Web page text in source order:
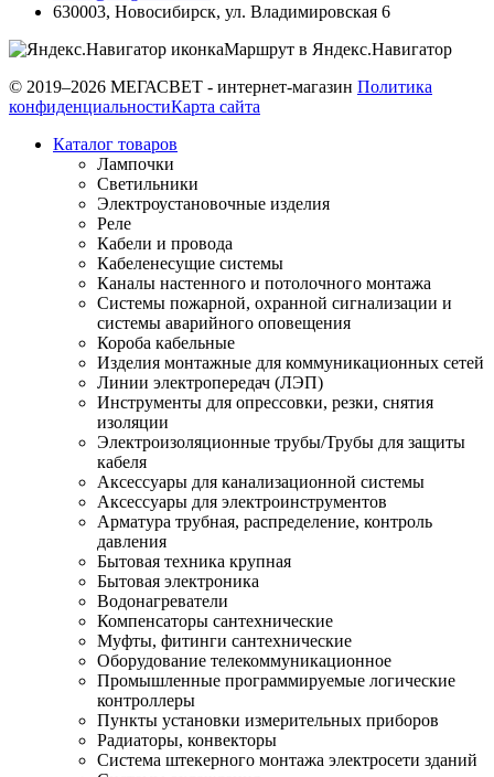
630003, Новосибирск, ул. Владимировская 6
Маршрут в Яндекс.Навигатор
© 2019–2026 МЕГАСВЕТ - интернет-магазин Политика
конфиденциальностиКарта сайта
Каталог товаров
Лампочки
Светильники
Электроустановочные изделия
Реле
Кабели и провода
Кабеленесущие системы
Каналы настенного и потолочного монтажа
Системы пожарной, охранной сигнализации и
системы аварийного оповещения
Короба кабельные
Изделия монтажные для коммуникационных сетей
Линии электропередач (ЛЭП)
Инструменты для опрессовки, резки, снятия
изоляции
Электроизоляционные трубы/Трубы для защиты
кабеля
Аксессуары для канализационной системы
Аксессуары для электроинструментов
Арматура трубная, распределение, контроль
давления
Бытовая техника крупная
Бытовая электроника
Водонагреватели
Компенсаторы сантехнические
Муфты, фитинги сантехнические
Оборудование телекоммуникационное
Промышленные программируемые логические
контроллеры
Пункты установки измерительных приборов
Радиаторы, конвекторы
Система штекерного монтажа электросети зданий